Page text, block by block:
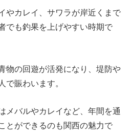
やカレイ、サワラが岸近くまで
でも釣果を上げやすい時期で
物の回遊が活発になり、堤防や
で賑わいます。
メバルやカレイなど、年間を通
とができるのも関西の魅力で